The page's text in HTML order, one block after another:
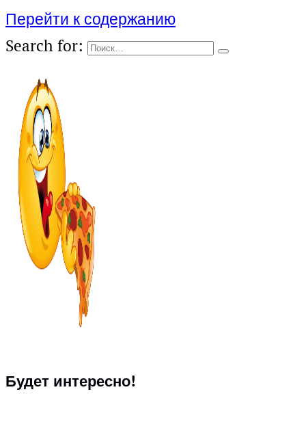
Перейти к содержанию
Search for:
Будет интересно!